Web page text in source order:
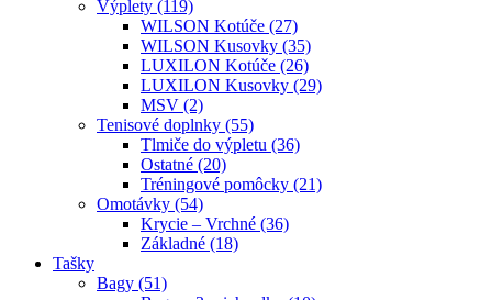
Výplety (119)
WILSON Kotúče (27)
WILSON Kusovky (35)
LUXILON Kotúče (26)
LUXILON Kusovky (29)
MSV (2)
Tenisové doplnky (55)
Tlmiče do výpletu (36)
Ostatné (20)
Tréningové pomôcky (21)
Omotávky (54)
Krycie – Vrchné (36)
Základné (18)
Tašky
Bagy (51)